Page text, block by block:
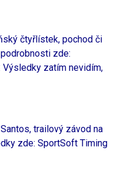
čtyřlístek, pochod či
zde:
Výsledky zatím nevidím,
trailový závod na
zde: SportSoft Timing